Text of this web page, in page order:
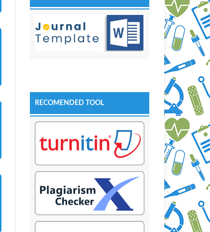
RECOMENDED TOOL